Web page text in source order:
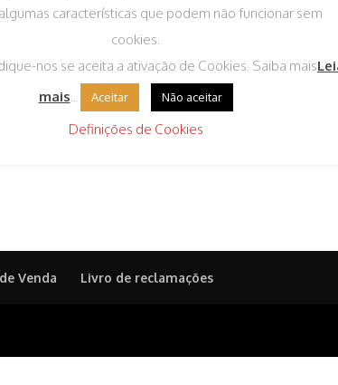
Cão
Venda Livro de reclamações
características que podem não funcionar sem
cookies.
nos se aceita a ativação de Cookies. Saiba mais
mais
Aceitar Não aceitar
Definições de Cookies